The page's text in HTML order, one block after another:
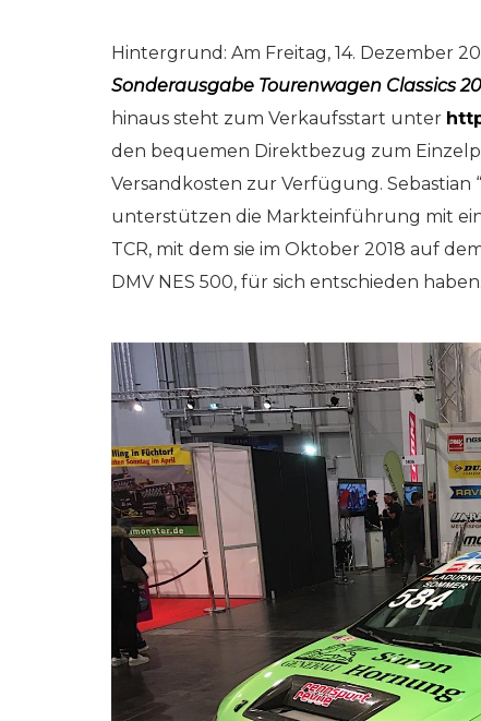
Hintergrund: Am Freitag, 14. Dezember
Sonderausgabe Tourenwagen Classics
hinaus steht zum Verkaufsstart unter
den bequemen Direktbezug zum
Versandkosten zur Verfügung. Sebastian
unterstützen die Markteinführung mit
TCR, mit dem sie im Oktober 2018 auf
DMV NES 500, für sich entschieden haben.